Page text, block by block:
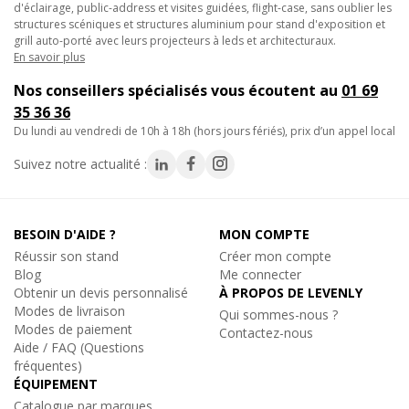
Optimisez vos installations textiles avec le bras de
recouvrement noir : une solution simple et fiable pour garantir
un rendu impeccable !
Caractéristiques techniques :
- Longueur (mm) : 395 mm
- Largeur (mm) : 22 mm
- Finition : revêtement thermolaqué
- Couleur : noir
EUROTRACK - ANGLE 90 - NOIR - 50CM, Système
Eurotrack
64€ TTC
Sur commande, disponible en quelques
Ajouter au panier
-31%
Wentex
EUROTRACK - HEAVY DUTY (HD) RUNNER BLACK,
Eurotrack
72€
d'éclairage, public-address et visites guidées, flight-case, sans oublier les
structures scéniques et structures aluminium pour stand d'exposition et
grill auto-porté avec leurs projecteurs à leds et architecturaux.
En savoir plus
Nos conseillers spécialisés vous écoutent au 01 69
35 36 36
du lundi au vendredi de 10h à 18h (hors jours fériés), prix d’un appel local
Suivez notre actualité :
BESOIN D'AIDE ?
Réussir son stand
Blog
Obtenir un devis personnalisé
Modes de livraison
Modes de paiement
Aide / FAQ (Questions
fréquentes)
ÉQUIPEMENT
Catalogue par marques
MON COMPTE
Créer mon compte
Me connecter
À PROPOS DE LEVENLY
Qui sommes-nous ?
Contactez-nous